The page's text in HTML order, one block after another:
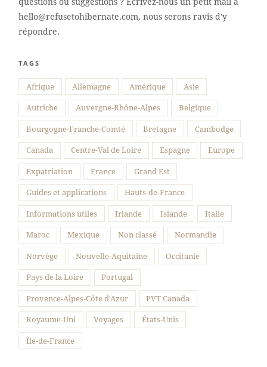
Suivre sur Instagram
hello@refusetohibernate.com, nous serons ravis d'y
répondre.
TAGS
Afrique Allemagne Amérique Asie
Autriche Auvergne-Rhône-Alpes Belgique
Bourgogne-Franche-Comté Bretagne Cambodge
Canada Centre-Val de Loire Espagne Europe
Expatriation France Grand Est
Guides et applications Hauts-de-France
Informations utiles Irlande Islande Italie
Maroc Mexique Non classé Normandie
Norvège Nouvelle-Aquitaine Occitanie
Pays de la Loire Portugal
Provence-Alpes-Côte d'Azur PVT Canada
Royaume-Uni Voyages États-Unis
Île-de-France